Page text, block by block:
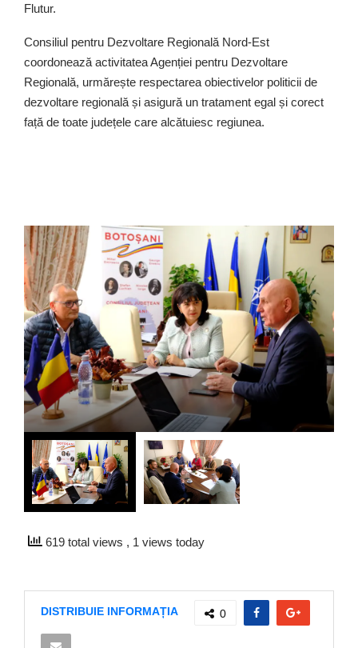
Flutur.
Consiliul pentru Dezvoltare Regională Nord-Est
coordonează activitatea Agenției pentru Dezvoltare
Regională, urmărește respectarea obiectivelor politicii de
dezvoltare regională și asigură un tratament egal și corect
față de toate județele care alcătuiesc regiunea.
619 total views , 1 views today
DISTRIBUIE INFORMAȚIA 0